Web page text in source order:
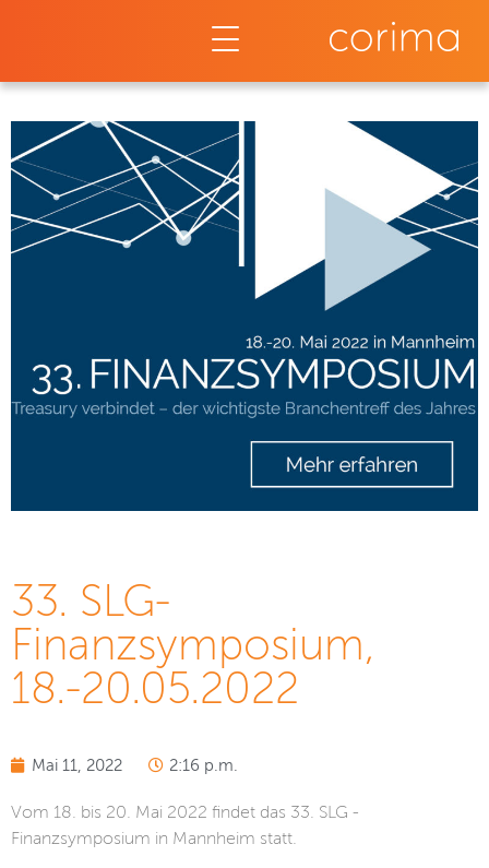
33. SLG-
Finanzsymposium,
18.-20.05.2022
Mai 11, 2022 2:16 p.m.
Vom 18. bis 20. Mai 2022 findet das 33. SLG -
Finanzsymposium in Mannheim statt.